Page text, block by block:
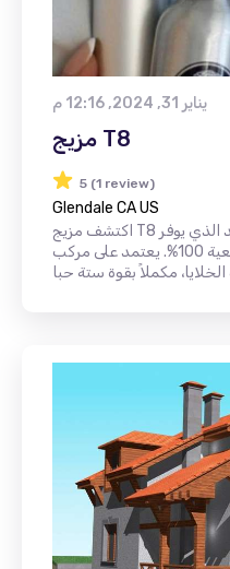
يناير 31, 2024, 12:16 م
مزيج T8
5 (1 review)
Glendale CA US
اكتشف مزيج T8 كوكتيل التوت والصنوبر الفريد الذي يوفر
لجسمك فوائد طبيعية 100%. يعتمد على مركب SibXP، الذي